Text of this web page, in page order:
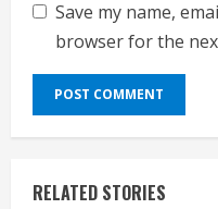
Save my name,
browser for the
RELATED STORIES